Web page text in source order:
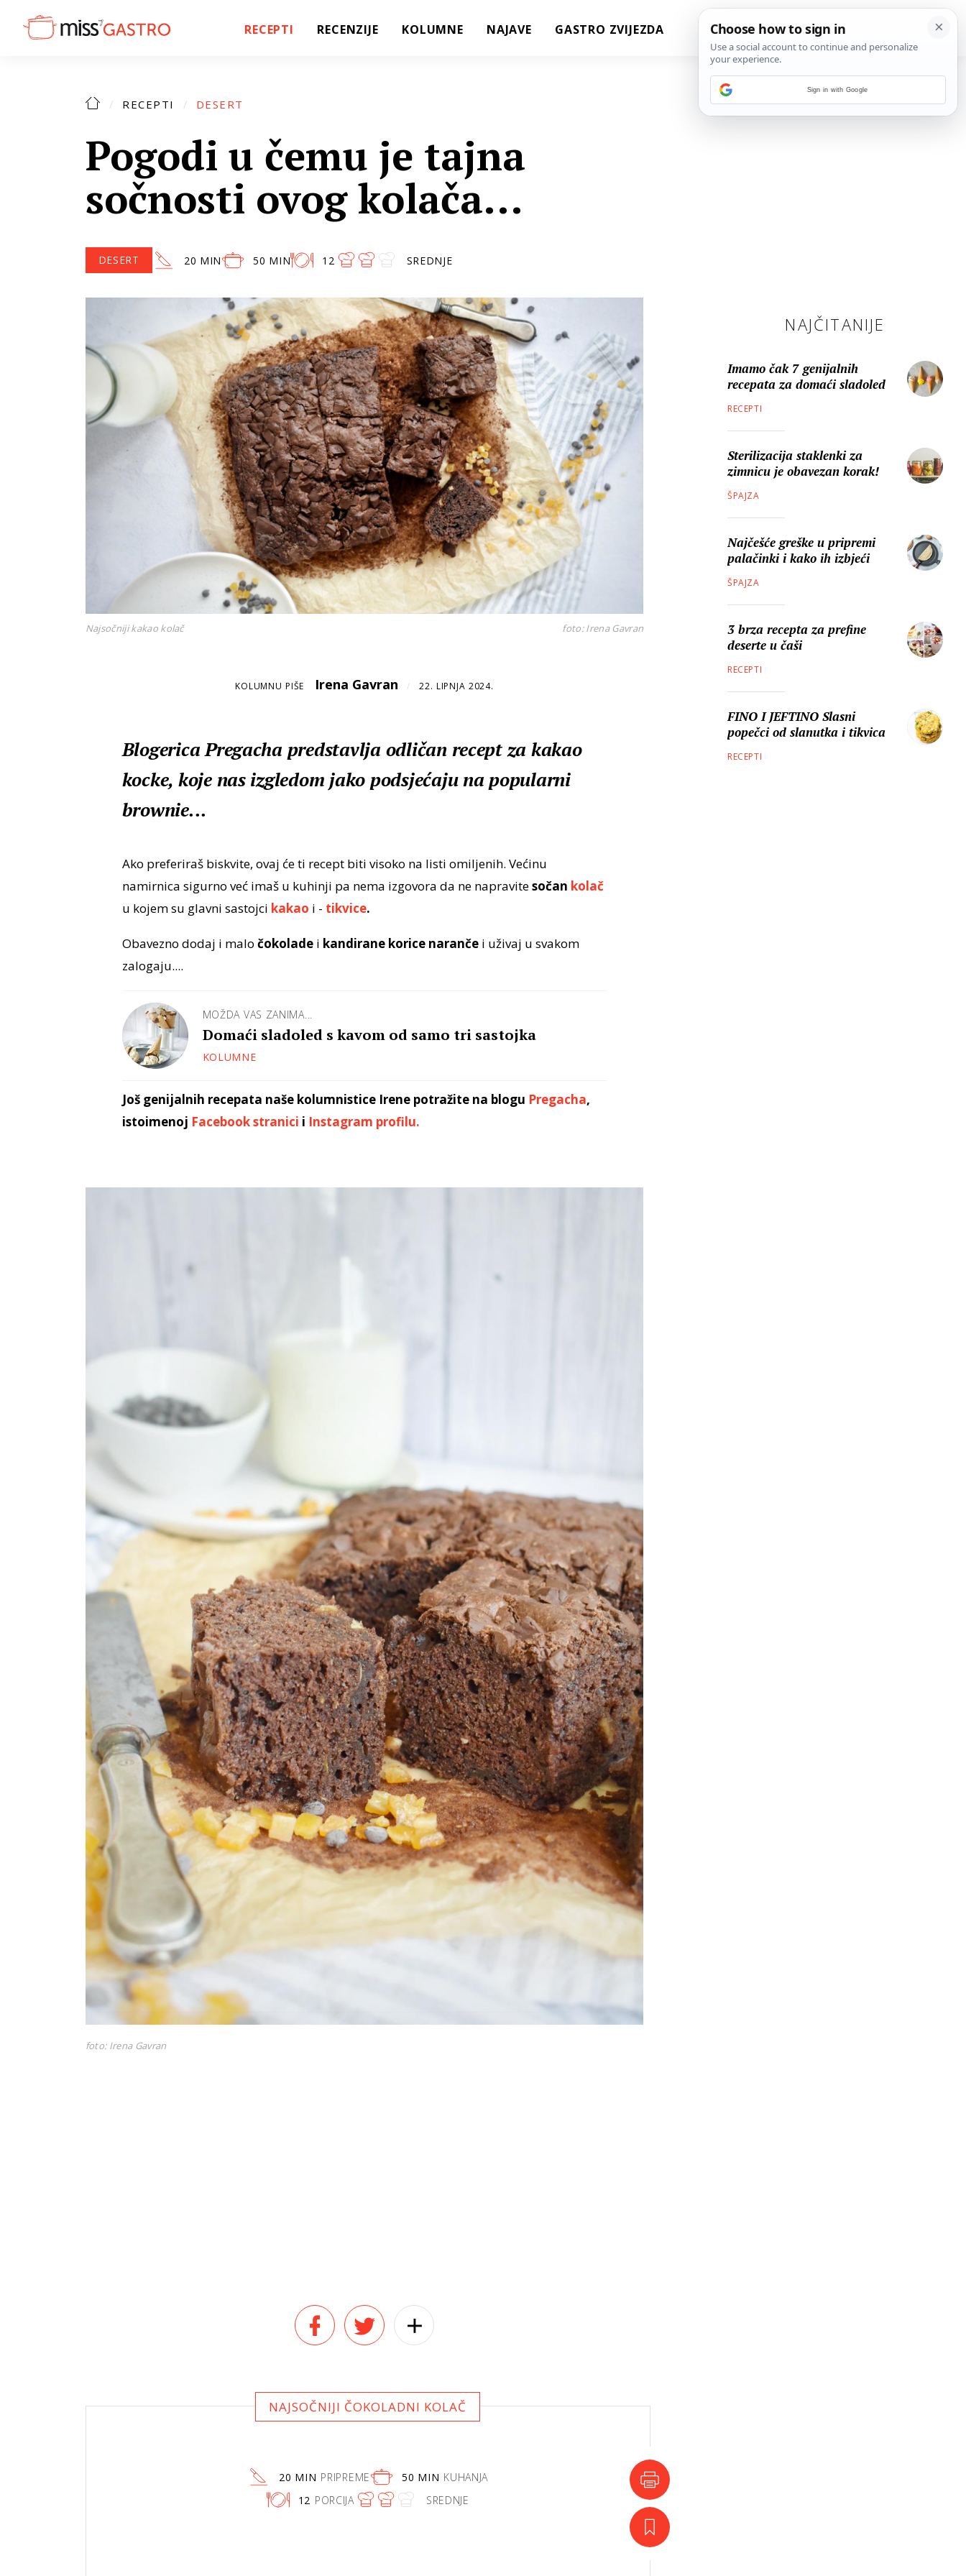
RECEPTI RECENZIJE KOLUMNE NAJAVE GASTRO ZVIJEZDA
RECEPTI DESERT
Pogodi u čemu je tajna
sočnosti ovog kolača...
DESERT 20 MIN 50 MIN 12 SREDNJE
Najsočniji kakao kolač foto: Irena Gavran
KOLUMNU PIŠE Irena Gavran / 22. LIPNJA 2024.
Blogerica Pregacha predstavlja odličan recept za kakao
kocke, koje nas izgledom jako podsjećaju na popularni
brownie...
Ako preferiraš biskvite, ovaj će ti recept biti visoko na listi omiljenih. Većinu
namirnica sigurno već imaš u kuhinji pa nema izgovora da ne napravitesočan kolač
u kojem su glavni sastojci kakao i - tikvice.
Obavezno dodaj i malo čokolade i kandirane korice narančei uživaj u svakom
zalogaju....
MOŽDA VAS ZANIMA...
Domaći sladoled s kavom od samo tri sastojka
KOLUMNE
Još genijalnih recepata naše kolumnistice Irene potražite na blogu Pregacha,
istoimenoj Facebook stranici i Instagram profilu.
foto: Irena Gavran
NAJSOČNIJI ČOKOLADNI KOLAČ
20 MIN PRIPREME 50 MIN KUHANJA
12 PORCIJA SREDNJE
NAJČITANIJE
Imamo čak 7 genijalnih
recepata za domaći sladoled
RECEPTI
Sterilizacija staklenki za
zimnicu je obavezan korak!
ŠPAJZA
Najčešće greške u pripremi
palačinki i kako ih izbjeći
ŠPAJZA
3 brza recepta za prefine
deserte u čaši
RECEPTI
FINO I JEFTINO Slasni
popečci od slanutka i tikvica
RECEPTI
Sign in with Google